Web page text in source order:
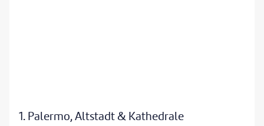
1. Palermo, Altstadt & Kathedrale